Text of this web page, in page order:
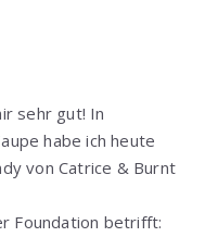
sehr gut! In
habe ich heute
von Catrice & Burnt
Foundation betrifft: